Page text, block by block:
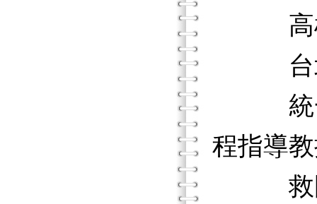
高雄
台北
統一
程指導
救國